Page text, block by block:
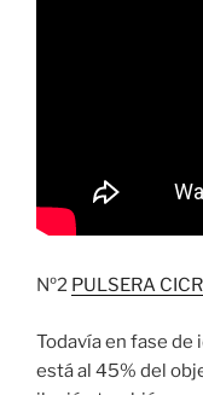
Nº2 PULSERA
Todavía en fase
está al 45% del